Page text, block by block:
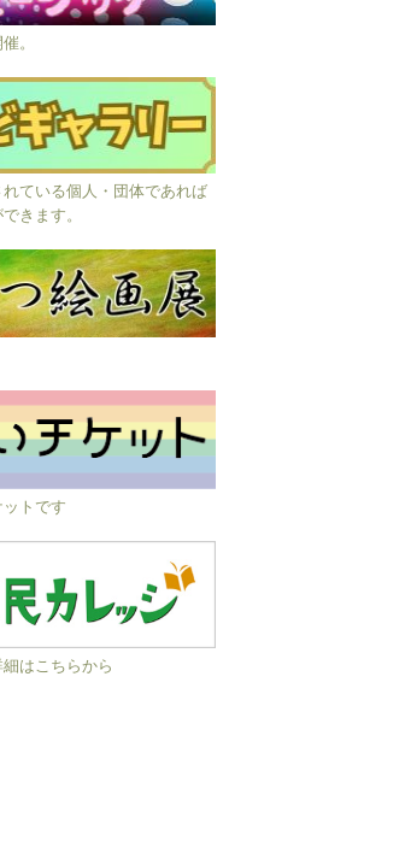
。
ている個人・団体であれば
きます。
トです
はこちらから